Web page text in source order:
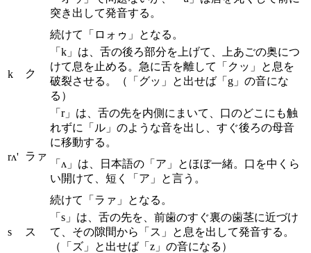
突き出して発音する。
続けて「ロォゥ」となる。
k ク
「k」は、舌の後ろ部分を上げて、上あごの奥につ
けて息を止める。急に舌を離して「クッ」と息を
破裂させる。（「グッ」と出せば「g」の音にな
る）
rʌ' ラァ
「r」は、舌の先を内側にまいて、口のどこにも触
れずに「ル」のような音を出し、すぐ後ろの母音
に移動する。
「ʌ」は、日本語の「ア」とほぼ一緒。口を中くら
い開けて、短く「ア」と言う。
続けて「ラァ」となる。
s ス
「s」は、舌の先を、前歯のすぐ裏の歯茎に近づけ
て、その隙間から「ス」と息を出して発音する。
（「ズ」と出せば「z」の音になる）